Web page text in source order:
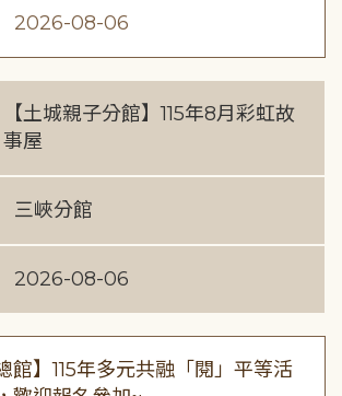
2026-08-06
【土城親子分館】115年8月彩虹故
事屋
三峽分館
2026-08-06
總館】115年多元共融「閱」平等活